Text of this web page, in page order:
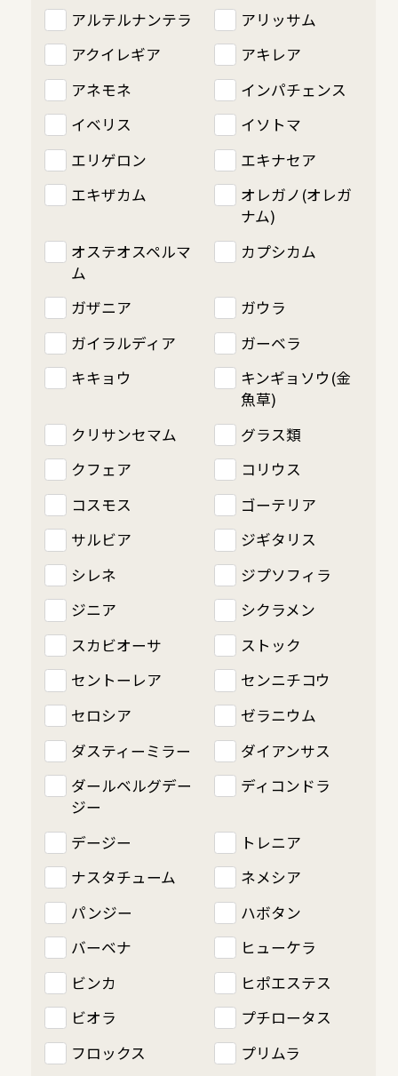
アルテルナンテラ
アリッサム
アクイレギア
アキレア
アネモネ
インパチェンス
イベリス
イソトマ
エリゲロン
エキナセア
エキザカム
オレガノ(オレガ
ナム)
オステオスペルマ
ム
カプシカム
ガザニア
ガウラ
ガイラルディア
ガーベラ
キキョウ
キンギョソウ(金
魚草)
クリサンセマム
グラス類
クフェア
コリウス
コスモス
ゴーテリア
サルビア
ジギタリス
シレネ
ジプソフィラ
ジニア
シクラメン
スカビオーサ
ストック
セントーレア
センニチコウ
セロシア
ゼラニウム
ダスティーミラー
ダイアンサス
ダールベルグデー
ジー
ディコンドラ
デージー
トレニア
ナスタチューム
ネメシア
パンジー
ハボタン
バーベナ
ヒューケラ
ビンカ
ヒポエステス
ビオラ
プチロータス
フロックス
プリムラ